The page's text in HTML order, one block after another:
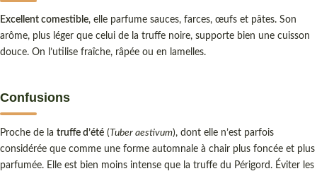
Excellent comestible, elle parfume sauces, farces, œufs et pâtes. Son
arôme, plus léger que celui de la truffe noire, supporte bien une cuisson
douce. On l’utilise fraîche, râpée ou en lamelles.
Confusions
Proche de la truffe d’été ( Tuber aestivum), dont elle n’est parfois
considérée que comme une forme automnale à chair plus foncée et plus
parfumée. Elle est bien moins intense que la truffe du Périgord. Éviter les